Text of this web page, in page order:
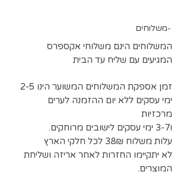
ברוחבים 4/8/12 ס"ממשלוחים-
המשלוחים הינם משלוחי אקספרס
המגיעים עם שליח עד הבית
זמן אספקת המשלוחים המשוער הינו 2-5
ימי עסקים ללא יום ההזמנה לערים
מרכזיות
ו3-7 ימי עסקים לישובים מרוחקים.
עלות משלוח 38₪ לכל חלקי הארץ
לא יתקיימו החזרות לאחר אריזה ושליחת
המוצרים.